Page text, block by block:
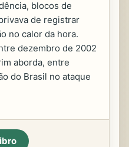
blocos de
de registrar
no calor da hora.
dezembro de 2002
aborda, entre
do Brasil no ataque